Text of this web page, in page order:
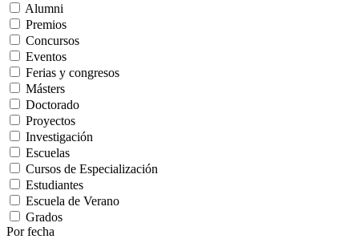
Alumni
Premios
Concursos
Eventos
Ferias y congresos
Másters
Doctorado
Proyectos
Investigación
Escuelas
Cursos de Especialización
Estudiantes
Escuela de Verano
Grados
Por fecha